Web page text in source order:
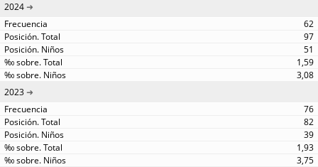
2024
62
97
51
1,59
3,08
2023
76
82
39
1,93
3,75